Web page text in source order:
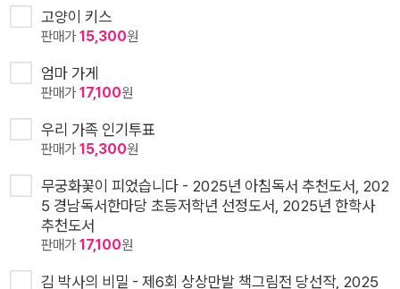
고양이 키스
판매가15,300원
엄마 가게
판매가17,100원
우리 가족 인기투표
판매가15,300원
무궁화꽃이 피었습니다 - 2025년 아침독서 추천도서, 202
5 경남독서한마당 초등저학년 선정도서, 2025년 한학사
추천도서
판매가17,100원
김 박사의 비밀 - 제6회 상상만발 책그림전 당선작, 2025